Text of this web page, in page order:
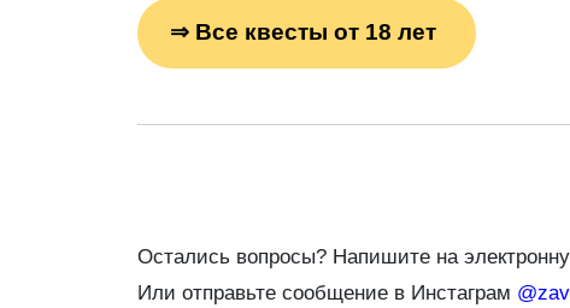
⇒ Все квесты от 18 лет
Остались вопросы? Напишите на
Или отправьте сообщение в Инстаграм